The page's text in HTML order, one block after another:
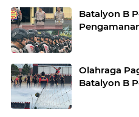
Batalyon B
Olahraga
Batalyon B